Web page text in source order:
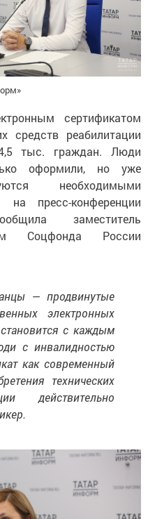
сертификатом
средств реабилитации
4,5 тыс. граждан. Люди
оформили, но уже
необходимыми
пресс-конференции
заместитель
Соцфонда России
— продвинутые
электронных
с каждым
с инвалидностью
как современный
технических
действительно